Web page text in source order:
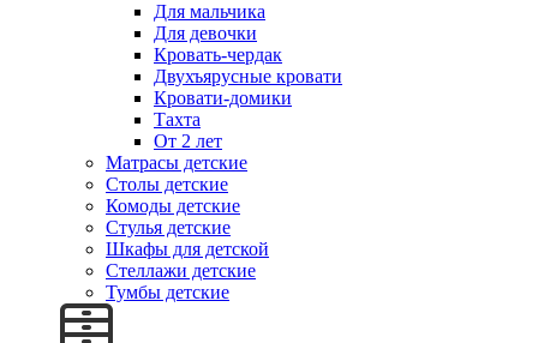
Для мальчика
Для девочки
Кровать-чердак
Двухъярусные кровати
Кровати-домики
Тахта
От 2 лет
Матрасы детские
Столы детские
Комоды детские
Стулья детские
Шкафы для детской
Стеллажи детские
Тумбы детские